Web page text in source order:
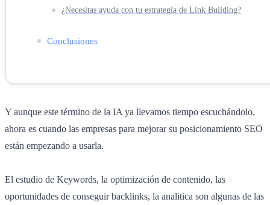
¿Necesitas ayuda con tu estrategia de Link Building?
Conclusiones
Y aunque este término de la IA ya llevamos tiempo escuchándolo,
ahora es cuando las empresas para mejorar su posicionamiento SEO
están empezando a usarla.
El estudio de Keywords, la optimización de contenido, las
oportunidades de conseguir backlinks, la analitica son algunas de las